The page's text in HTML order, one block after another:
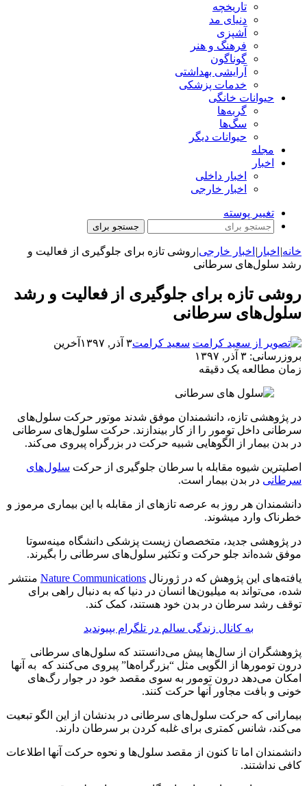
تاریخچه
دنیای مد
آشپزی
فرهنگ و هنر
گوناگون
آرایشی بهداشتی
خدمات پزشکی
حیوانات خانگی
گربه‌ها
سگ‌ها
حیوانات دیگر
مجله
اخبار
اخبار داخلی
اخبار خارجی
تغییر پوسته
جستجو برای
خانه| اخبار | اخبار خارجی|روشی تازه برای جلوگیری از فعالیت و
رشد سلول‌های سرطانی
روشی تازه برای جلوگیری از فعالیت و رشد
سلول‌های سرطانی
سعید کرامت۳ آذر, ۱۳۹۷
آخرین
بروزرسانی: ۳ آذر, ۱۳۹۷
زمان مطالعه یک دقیقه
در پژوهشی تازه، دانشمندان موفق شدند موتور حرکت سلول‌های
سرطانی داخل تومور را از کار بیندازند. حرکت سلول‌های سرطانی
در بدن‌ بیمار از الگوهایی شبیه حرکت در بزرگراه پیروی می‌کند.
اصلیترین شیوه مقابله با سرطان جلوگیری از حرکت سلول‌های
سرطانی در بدن بیمار است.
دانشمندان هر روز به عرصه تازهای از مقابله با این بیماری مرموز و
خطرناک وارد میشوند.
در پژوهشی جدید، متخصصان زیست پزشکی دانشگاه مینه‌سوتا
موفق شده‌اند جلو حرکت و تکثیر سلول‌های سرطانی را بگیرند.
یافته‌های این پژوهش که در ژورنال Nature Communications منتشر
شده، می‌تواند به میلیون‌ها انسان در دنیا که به دنبال راهی برای
توقف رشد سرطان در بدن خود هستند، کمک کند.
به کانال زندگی سالم در تلگرام بپیوندید
پژوهشگران از سال‌ها پیش می‌دانستند که سلول‌های سرطانی
درون تومورها از الگویی مثل “بزرگراه‌ها” پیروی می‌کنند که به آنها
امکان می‌دهد درون تومور به سوی مقصد خود در جوار رگ‌های
خونی و بافت مجاور آنها حرکت کنند.
بیمارانی که حرکت سلول‌های سرطانی در بدنشان از این الگو تبعیت
می‌کند، شانس کمتری برای غلبه کردن بر سرطان دارند.
دانشمندان اما تا کنون از مقصد سلول‌ها و نحوه حرکت آنها اطلاعات
کافی نداشتند.